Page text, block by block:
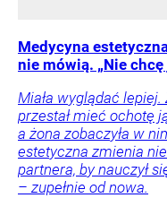
Medycyna
nie mówią. „Nie chcę
Miała wyglądać
przestał mieć ochotę
a żona zobaczyła w
estetyczna zmienia
partnera, by nauczył
– zupełnie od nowa.